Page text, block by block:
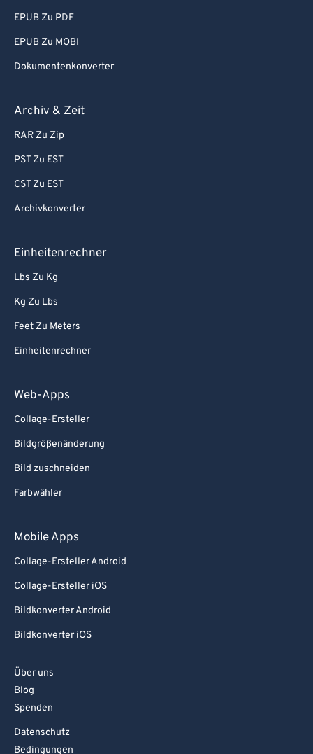
EPUB Zu PDF
EPUB Zu MOBI
Dokumentenkonverter
Archiv & Zeit
RAR Zu Zip
PST Zu EST
CST Zu EST
Archivkonverter
Einheitenrechner
Lbs Zu Kg
Kg Zu Lbs
Feet Zu Meters
Einheitenrechner
Web-Apps
Collage-Ersteller
Bildgrößenänderung
Bild zuschneiden
Farbwähler
Mobile Apps
Collage-Ersteller Android
Collage-Ersteller iOS
Bildkonverter Android
Bildkonverter iOS
Über uns
Blog
Spenden
Datenschutz
Bedingungen